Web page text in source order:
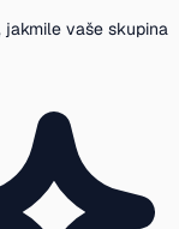
vaše skupina